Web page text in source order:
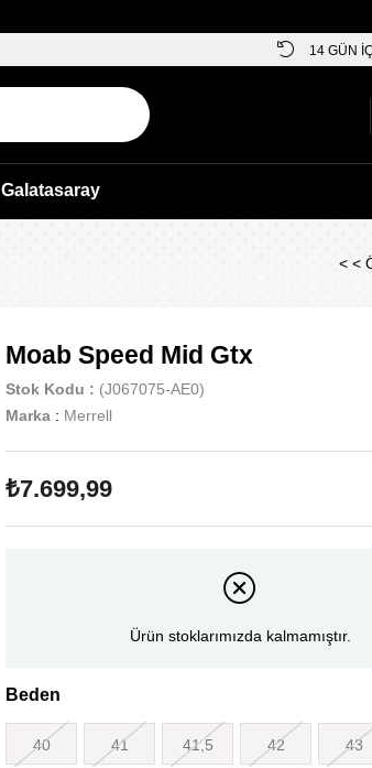
14 GÜN
Galatasaray
< <
Moab Speed Mid Gtx
Stok Kodu
(J067075-AE0)
Marka : Merrell
₺7.699,99
Ürün stoklarımızda kalmamıştır.
Beden
40 41 41,5 42 43